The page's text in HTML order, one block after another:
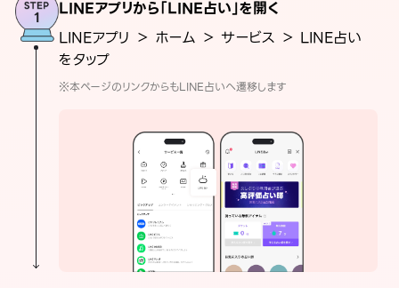
LINEアプリから「LINE占い」を開く
LINEアプリ ＞ ホーム ＞ サービス ＞ LINE占い
をタップ
※本ページのリンクからもLINE占いへ遷移します